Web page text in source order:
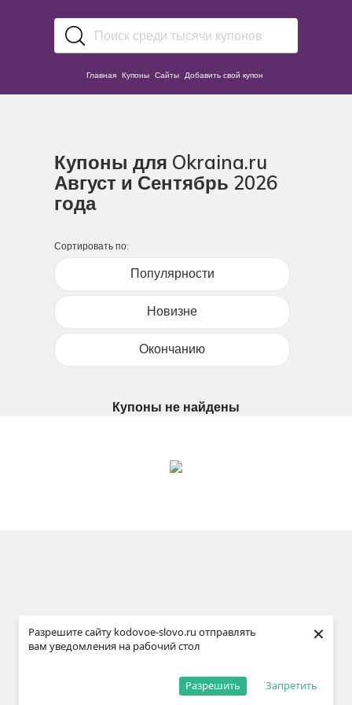
Разрешите сайту kodovoe-slovo.ru отправлять
вам уведомления на рабочий стол
Запретить
Разрешить
×
Главная Купоны Сайты Добавить свой купон
Купоны для Okraina.ru
Август и Сентябрь 2026
года
Сортировать по:
Популярности
Новизне
Окончанию
Купоны не найдены